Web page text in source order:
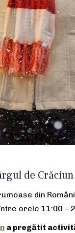
de
din
orele 11:00 –
a pregătit